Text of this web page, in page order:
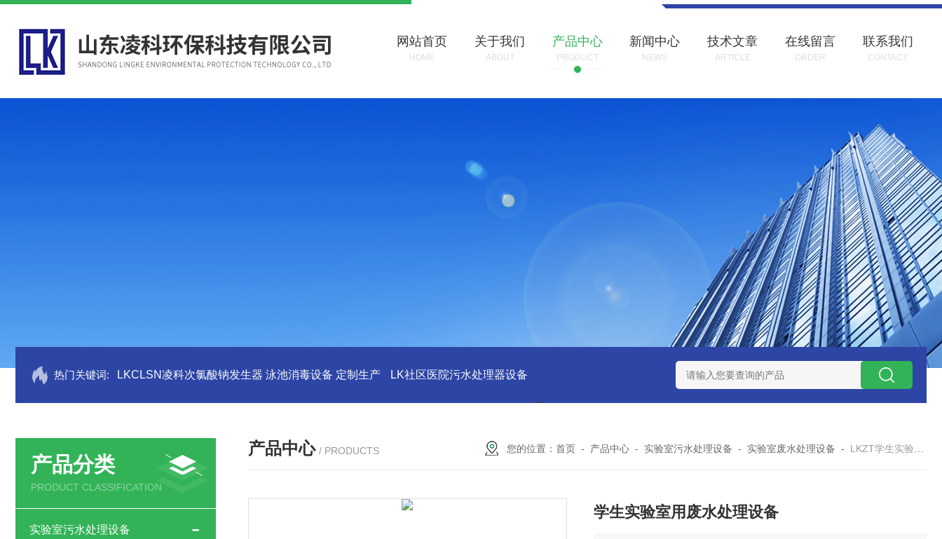
网站首页
HOME
关于我们
ABOUT
产品中心
PRODUCT
新闻中心
NEWS
技术文章
ARTICLE
在线留言
ORDER
联系我们
CONTACT
热门关键词: LKCLSN凌科次氯酸钠发生器 泳池消毒设备 定制生产 LK社区医院污水处理器设备 LK康复医院废水处理器设备 LK康复医院污水处理
产品分类
PRODUCT CLASSIFICATION
实验室污水处理设备
产品中心 / PRODUCTS 您的位置：首页 - 产品中心 - 实验室污水处理设备 - 实验室废水处理设备 - LKZT学生实验室用废水处理设备
学生实验室用废水处理设备